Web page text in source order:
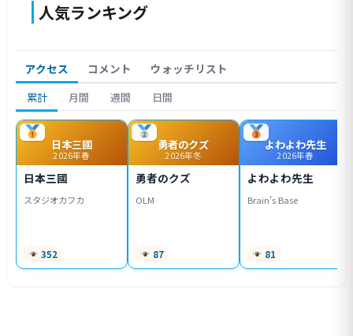
人気ランキング
アクセス コメント ウォッチリスト
累計 月間 週間 日間
日本三國
2026年春
日本三國
スタジオカフカ
352
勇者のクズ
2026年冬
勇者のクズ
OLM
87
よわよわ先生
2026年春
よわよわ先生
Brain's Base
81